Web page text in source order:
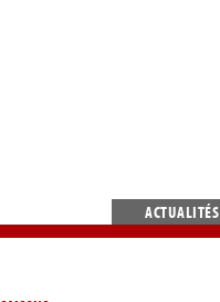
ACTUALITÉS